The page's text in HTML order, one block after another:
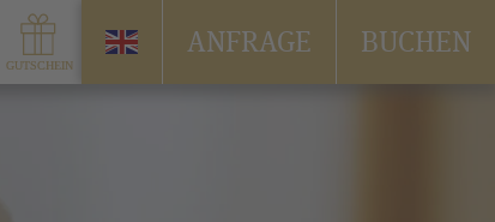
ANFRAGE BUCHEN